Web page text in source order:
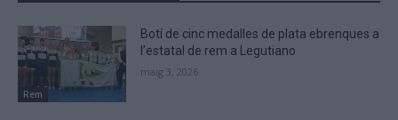
Rem
Botí de cinc medalles de plata ebrenques a
l’estatal de rem a Legutiano
maig 3, 2026